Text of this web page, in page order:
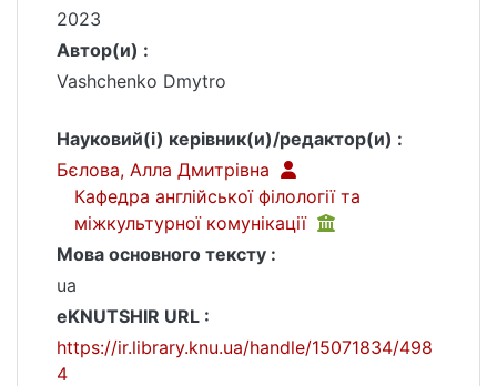
2023
Автор(и) :
Vashchenko Dmytro
Науковий(і) керівник(и)/редактор(и) :
Бєлова, Алла Дмитрівна
Кафедра англійської філології та
міжкультурної комунікації
Мова основного тексту :
ua
eKNUTSHIR URL :
https://ir.library.knu.ua/handle/15071834/498
4